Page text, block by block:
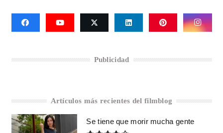
Publicidad
Artículos más recientes del filmblog
Se tiene que morir mucha gente